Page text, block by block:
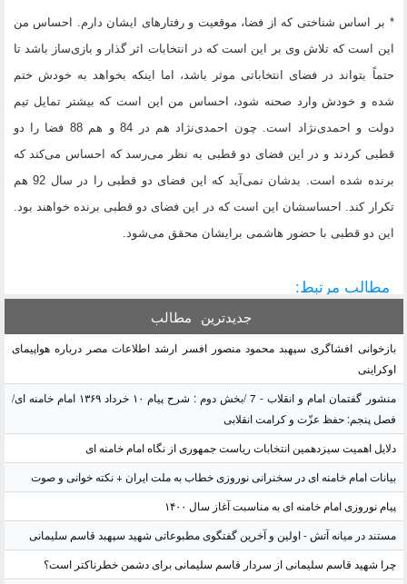
* بر اساس شناختی که از فضا، موقعیت و رفتارهای ایشان دارم. احساس من
این است که تلاش وی بر این است که در انتخابات اثر گذار و بازی‌ساز باشد تا
حتماً بتواند در فضای انتخاباتی موثر باشد، اما اینکه بخواهد به خودش ختم
شده و خودش وارد صحنه شود، احساس من این است که بیشتر تمایل تیم
دولت و احمدی‌نژاد است. چون احمدی‌نژاد هم در 84 و هم 88 فضا را دو
قطبی کردند و در این فضای دو قطبی به نظر می‌رسد که احساس می‌کند که
برنده شده است. بدشان نمی‌آید که این فضای دو قطبی را در سال 92 هم
تکرار کند. احساسشان این است که در این فضای دو قطبی برنده خواهند بود.
این دو قطبی با حضور هاشمی برایشان محقق می‌شود.
مطالب مرتبط:
جدیدترین مطالب
بازخوانی افشاگری سپهبد محمود منصور افسر ارشد اطلاعات مصر درباره هواپیمای
اوکراینی
منشور گفتمان امام و انقلاب - 7 /بخش دوم : شرح پیام ۱۰ خرداد ۱۳۶۹ امام خامنه ای/
فصل پنجم: حفظ عزّت و کرامت انقلابی
دلایل اهمیت سیزدهمین انتخابات ریاست جمهوری از نگاه امام خامنه ای
بیانات امام خامنه ای در سخنرانی نوروزی خطاب به ملت ایران + نکته خوانی و صوت
پیام نوروزی امام خامنه ای به مناسبت آغاز سال ۱۴۰۰
مستند در میانه آتش - اولین و آخرین گفتگوی مطبوعاتی شهید سپهبد قاسم سلیمانی
چرا شهید قاسم سلیمانی از سردار قاسم سلیمانی برای دشمن خطرناکتر است؟